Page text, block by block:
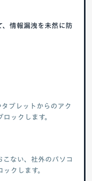
情報漏洩を未然に防
ブレットからのアク
ックします。
ない、社外のパソコ
クします。